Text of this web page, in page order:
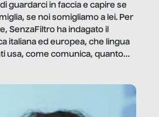
guardarci in faccia e capire se
se noi somigliamo a lei. Per
SenzaFiltro ha indagato il
italiana ed europea, che lingua
usa, come comunica, quanto